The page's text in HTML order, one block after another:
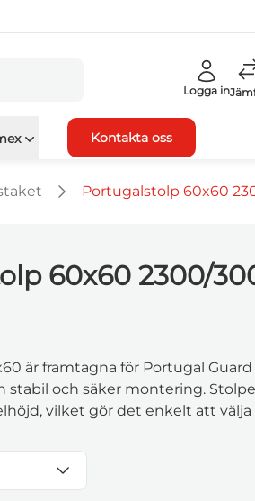
Logga in
Kontakta oss
Portugalstolp 60x60
60x60 2300/
är framtagna för Portugal
stabil och säker montering.
vilket gör det enkelt att